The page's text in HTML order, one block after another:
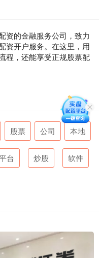
资的金融服务公司，致力
资开户服务。在这里，用
程，还能享受正规股票配
股票 公司 本地
台 炒股 软件